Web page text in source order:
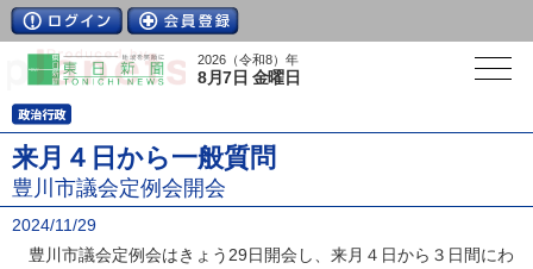
2026（令和8）年
8月7日 金曜日
来月４日から一般質問
豊川市議会定例会開会
2024/11/29
豊川市議会定例会はきょう29日開会し、来月４日から３日間にわ